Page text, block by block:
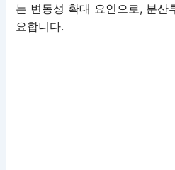
는 변동성 확대 요인으로, 분산
요합니다.